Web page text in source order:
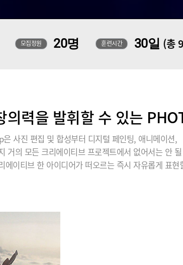
모집정원 20명 훈련시간 30일 (총
의력을 발휘할 수 있는
사진 편집 및 합성부터 디지털 페인팅, 애니메이션,
거의 모든 크리에이티브 프로젝트에서 없어서는 안
에이티브 한 아이디어가 떠오르는 즉시 자유롭게 표현